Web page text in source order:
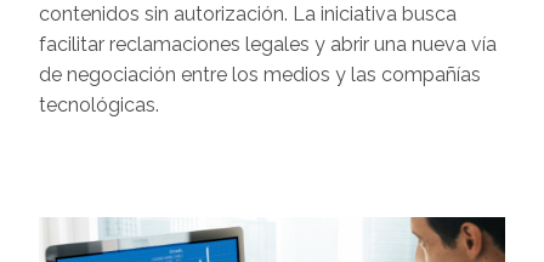
contenidos sin autorización. La iniciativa busca
facilitar reclamaciones legales y abrir una nueva vía
de negociación entre los medios y las compañías
tecnológicas.